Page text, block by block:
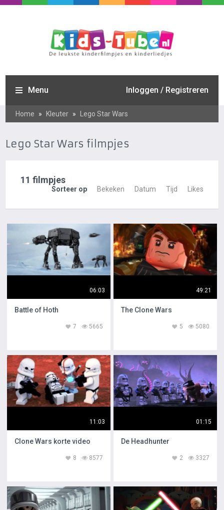
Menu Inloggen / Registreren
Home » Kleuter » Lego Star Wars
Lego Star Wars filmpjes
11 filmpjes
Sorteer op Bekeken Datum Tijd Likes
06:03
Battle of Hoth
5665
7
49:21
The Clone Wars
5080
5
11:03
Clone Wars korte video
8577
8
01:15
De Headhunter
3327
2